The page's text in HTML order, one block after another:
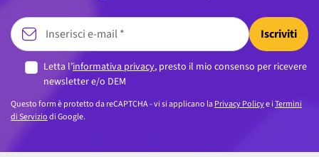
Iscriviti
Letta l’informativa privacy, presto il mio consenso per ricevere
newsletter e/o DEM
Questo form è protetto da reCAPTCHA - vi si applicano laPrivacy Policye iTermini
di Serviziodi Google.